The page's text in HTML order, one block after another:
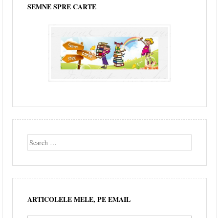
SEMNE SPRE CARTE
Search
ARTICOLELE MELE, PE EMAIL